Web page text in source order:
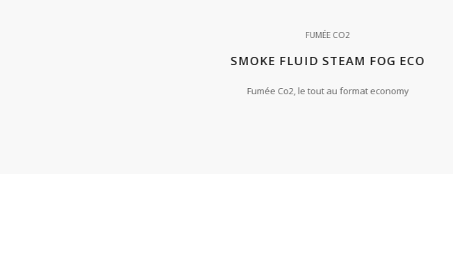
FUMÉE CO2
SMOKE FLUID STEAM FOG ECO
Fumée Co2, le tout au format economy